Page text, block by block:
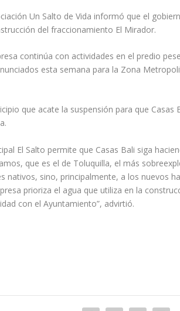
Un Salto de Vida informó que el
del fraccionamiento El Mirador.
continúa con actividades en el predio
esta semana para la Zona
que acate la suspensión para que
El Salto permite que Casas Bali siga
que es el de Toluquilla, el más
nativos, sino, principalmente, a los nuevos
prioriza el agua que utiliza en la
con el Ayuntamiento”, advirtió.